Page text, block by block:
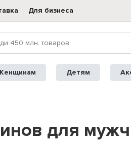
Для бизнеса
Детям
для